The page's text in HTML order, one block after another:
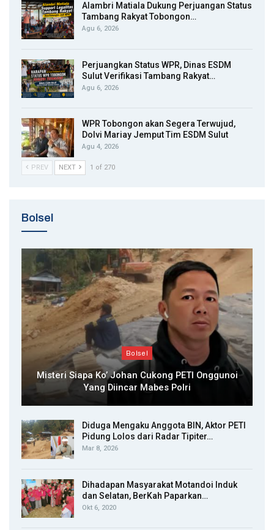
Alambri Matiala Dukung Perjuangan Status
Tambang Rakyat Tobongon…
Agu 6, 2026
Perjuangkan Status WPR, Dinas ESDM
Sulut Verifikasi Tambang Rakyat…
Agu 6, 2026
WPR Tobongon akan Segera Terwujud,
Dolvi Mariay Jemput Tim ESDM Sulut
Agu 4, 2026
PREV NEXT 1 of 270
Bolsel
Bolsel
Misteri Siapa Ko’ Johan Cukong PETI Onggunoi
Yang Diincar Mabes Polri
Diduga Mengaku Anggota BIN, Aktor PETI
Pidung Lolos dari Radar Tipiter…
Mar 8, 2026
Dihadapan Masyarakat Motandoi Induk
dan Selatan, BerKah Paparkan…
Okt 6, 2020